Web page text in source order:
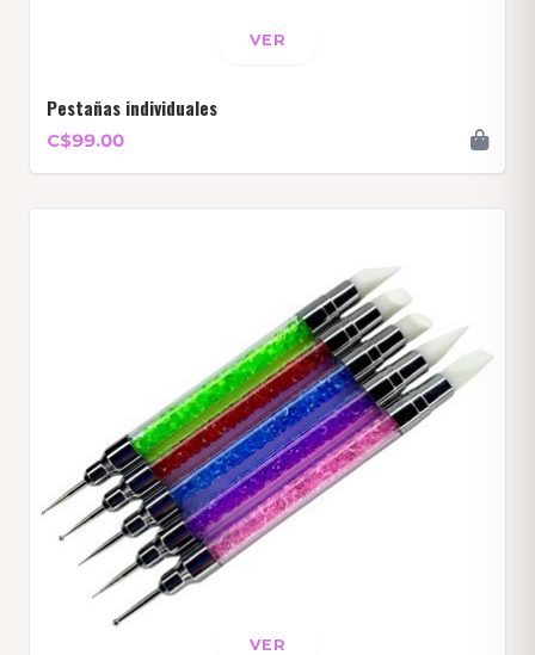
VER
Pestañas individuales
C$99.00
VER